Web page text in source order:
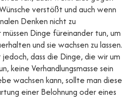
verstößt und auch wenn
Denken nicht zu
Dinge füreinander tun, um
und sie wachsen zu lassen.
dass die Dinge, die wir um
keine Verhandlungsmasse sein
wachsen kann, sollte man diese
einer Belohnung oder eines